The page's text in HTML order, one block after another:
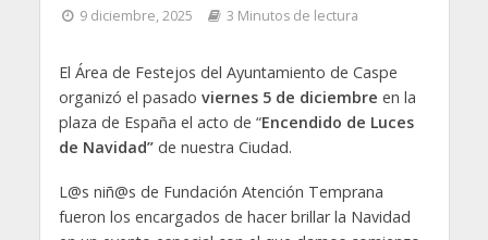
9 diciembre, 2025 3 Minutos de lectura
El Área de Festejos del Ayuntamiento de Caspe
organizó el pasado viernes 5 de diciembre en la
plaza de España el acto de “Encendido de Luces
de Navidad”de nuestra Ciudad.
L@s niñ@s de Fundación Atención Temprana
fueron los encargados de hacer brillar la Navidad